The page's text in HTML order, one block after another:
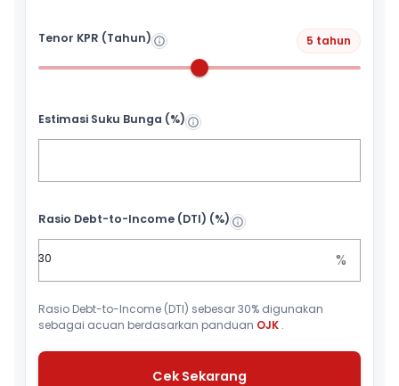
Tenor KPR (Tahun) 5 tahun
Estimasi Suku Bunga (%)
Rasio Debt-to-Income (DTI) (%)
%
Rasio Debt-to-Income (DTI) sebesar 30% digunakan
sebagai acuan berdasarkan panduan OJK .
Cek Sekarang